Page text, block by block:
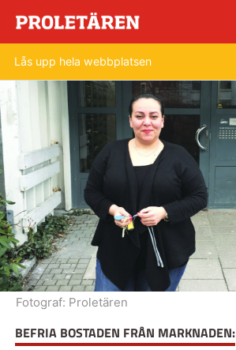
Lås upp hela webbplatsen
BEFRIA BOSTADEN FRÅN MARKNADEN:
Fotograf: Proletären